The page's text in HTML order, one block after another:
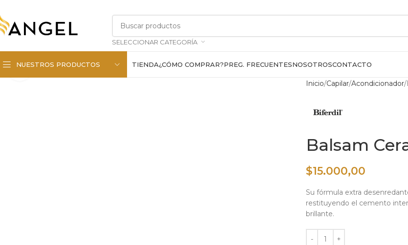
SELECCIONAR CATEGORÍA
NUESTROS PRODUCTOS TIENDA¿CÓMO COMPRAR?PREG. FRECUENTESNOSOTROSCONTACTO
Haga clic para ampliar
Inicio Capilar Acondicionador
Balsam
$15.000,00
Su fórmula extra
restituyendo el cemento
brillante.